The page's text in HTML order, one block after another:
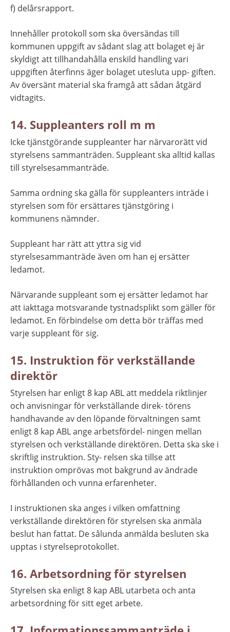
f) delårsrapport.
Innehåller protokoll som ska översändas till
kommunen uppgift av sådant slag att bolaget ej är
skyldigt att tillhandahålla enskild handling vari
uppgiften återfinns äger bolaget utesluta upp- giften.
Av översänt material ska framgå att sådan åtgärd
vidtagits.
14. Suppleanters roll m m
Icke tjänstgörande suppleanter har närvarorätt vid
styrelsens sammanträden. Suppleant ska alltid kallas
till styrelsesammanträde.
Samma ordning ska gälla för suppleanters inträde i
styrelsen som för ersättares tjänstgöring i
kommunens nämnder.
Suppleant har rätt att yttra sig vid
styrelsesammanträde även om han ej ersätter
ledamot.
Närvarande suppleant som ej ersätter ledamot har
att iakttaga motsvarande tystnadsplikt som gäller för
ledamot. En förbindelse om detta bör träffas med
varje suppleant för sig.
15. Instruktion för verkställande
direktör
Styrelsen har enligt 8 kap ABL att meddela riktlinjer
och anvisningar för verkställande direk- törens
handhavande av den löpande förvaltningen samt
enligt 8 kap ABL ange arbetsfördel- ningen mellan
styrelsen och verkställande direktören. Detta ska ske i
skriftlig instruktion. Sty- relsen ska tillse att
instruktion omprövas mot bakgrund av ändrade
förhållanden och vunna erfarenheter.
I instruktionen ska anges i vilken omfattning
verkställande direktören för styrelsen ska anmäla
beslut han fattat. De sålunda anmälda besluten ska
upptas i styrelseprotokollet.
16. Arbetsordning för styrelsen
Styrelsen ska enligt 8 kap ABL utarbeta och anta
arbetsordning för sitt eget arbete.